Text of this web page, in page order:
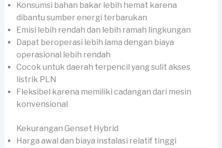
Konsumsi bahan bakar lebih hemat karena
dibantu sumber energi terbarukan
Emisi lebih rendah dan lebih ramah lingkungan
Dapat beroperasi lebih lama dengan biaya
operasional lebih rendah
Cocok untuk daerah terpencil yang sulit akses
listrik PLN
Fleksibel karena memiliki cadangan dari mesin
konvensional
Kekurangan Genset Hybrid
Harga awal dan biaya instalasi relatif tinggi